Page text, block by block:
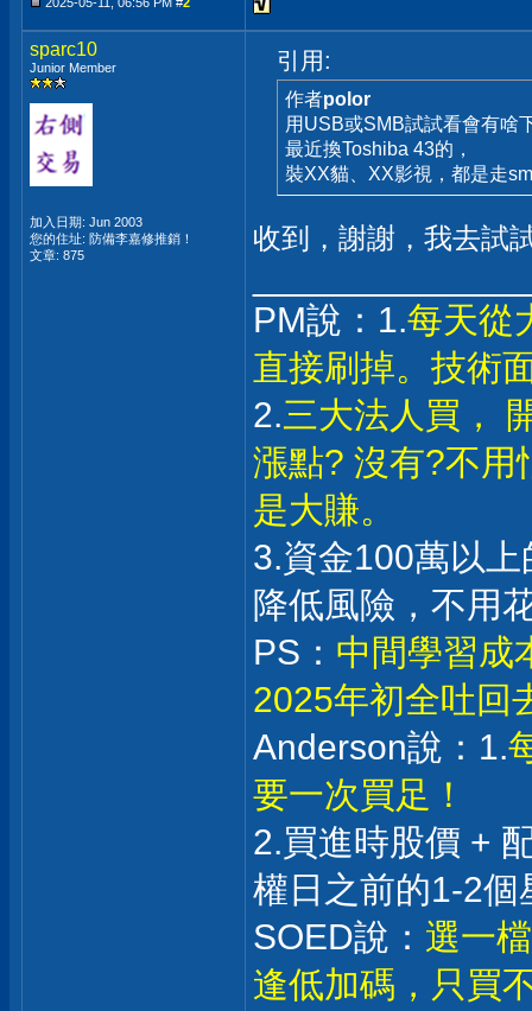
sparc10
Junior Member
加入日期: Jun 2003
您的住址: 防備李嘉修推銷！
文章: 875
引用:
作者polor
用USB或SMB試試看會有啥
最近換Toshiba 43的，
裝XX貓、XX影視，都是走
收到，謝謝，我去試
PM說：1.每天從
直接刷掉。技術
2.三大法人買，
漲點? 沒有?不用
是大賺。
3.資金100萬以
降低風險，不用
PS： 中間學習成
2025年初全吐回
Anderson說：1.
要一次買足！
2.買進時股價 +
權日之前的1-2個
SOED說： 選一
逢低加碼，只買